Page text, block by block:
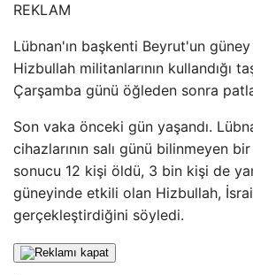
REKLAM
Lübnan'ın başkenti Beyrut'un
Hizbullah militanlarının kullandığı
Çarşamba günü öğleden sonra
Son vaka önceki gün yaşandı.
cihazlarının salı günü bilinmeyen
sonucu 12 kişi öldü, 3 bin kişi de
güneyinde etkili olan Hizbullah,
gerçekleştirdiğini söyledi.